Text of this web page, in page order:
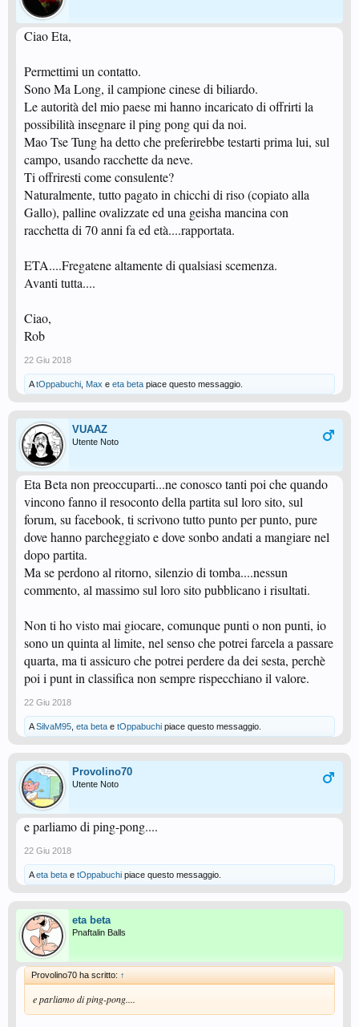
Ciao Eta,
Permettimi un contatto.
Sono Ma Long, il campione cinese di biliardo.
Le autorità del mio paese mi hanno incaricato di offrirti la
possibilità insegnare il ping pong qui da noi.
Mao Tse Tung ha detto che preferirebbe testarti prima lui, sul
campo, usando racchette da neve.
Ti offriresti come consulente?
Naturalmente, tutto pagato in chicchi di riso (copiato alla
Gallo), palline ovalizzate ed una geisha mancina con
racchetta di 70 anni fa ed età....rapportata.
ETA....Fregatene altamente di qualsiasi scemenza.
Avanti tutta....
Ciao,
Rob
22 Giu 2018
AtOppabuchi Max e eta beta piace questo messaggio.
VUAAZ
Utente Noto
Eta Beta non preoccuparti...ne conosco tanti poi che quando
vincono fanno il resoconto della partita sul loro sito, sul
forum, su facebook, ti scrivono tutto punto per punto, pure
dove hanno parcheggiato e dove sonbo andati a mangiare nel
dopo partita.
Ma se perdono al ritorno, silenzio di tomba....nessun
commento, al massimo sul loro sito pubblicano i risultati.
Non ti ho visto mai giocare, comunque punti o non punti, io
sono un quinta al limite, nel senso che potrei farcela a passare
quarta, ma ti assicuro che potrei perdere da dei sesta, perchè
poi i punt in classifica non sempre rispecchiano il valore.
22 Giu 2018
ASilvaM95 eta beta e tOppabuchi piace questo messaggio.
Provolino70
Utente Noto
e parliamo di ping-pong....
22 Giu 2018
Aeta beta e tOppabuchi piace questo messaggio.
eta beta
Pnaftalin Balls
Provolino70 ha scritto: ↑
e parliamo di ping-pong....